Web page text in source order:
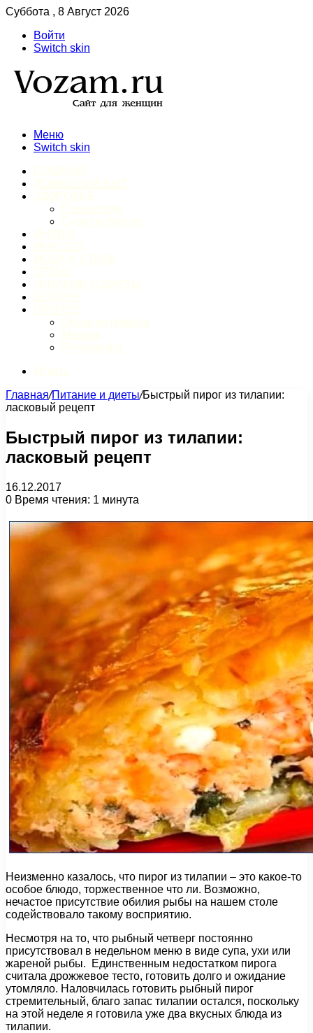
Суббота , 8 Август 2026
Войти
Switch skin
Меню
Switch skin
Главная/Питание и диеты/Быстрый пирог из тилапии:
ласковый рецепт
Быстрый пирог из тилапии:
ласковый рецепт
16.12.2017
0 Время чтения: 1 минута
Неизменно казалось, что пирог из тилапии – это какое-то
особое блюдо, торжественное что ли. Возможно,
нечастое присутствие обилия рыбы на нашем столе
содействовало такому восприятию.
Несмотря на то, что рыбный четверг постоянно
присутствовал в недельном меню в виде супа, ухи или
жареной рыбы. Единственным недостатком пирога
считала дрожжевое тесто, готовить долго и ожидание
утомляло. Наловчилась готовить рыбный пирог
стремительный, благо запас тилапии остался, поскольку
на этой неделе я готовила уже два вкусных блюда из
тилапии.